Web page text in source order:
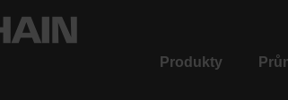
Produkty